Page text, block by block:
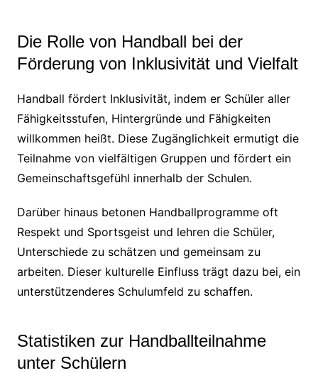
Die Rolle von Handball bei der
Förderung von Inklusivität und Vielfalt
Handball fördert Inklusivität, indem er Schüler aller
Fähigkeitsstufen, Hintergründe und Fähigkeiten
willkommen heißt. Diese Zugänglichkeit ermutigt die
Teilnahme von vielfältigen Gruppen und fördert ein
Gemeinschaftsgefühl innerhalb der Schulen.
Darüber hinaus betonen Handballprogramme oft
Respekt und Sportsgeist und lehren die Schüler,
Unterschiede zu schätzen und gemeinsam zu
arbeiten. Dieser kulturelle Einfluss trägt dazu bei, ein
unterstützenderes Schulumfeld zu schaffen.
Statistiken zur Handballteilnahme
unter Schülern